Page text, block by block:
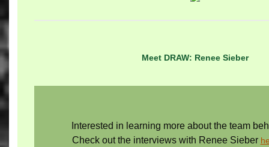
Meet DRAW: Renee Sieber
Interested in learning more about the team
Check out the interviews with Renee Sieber